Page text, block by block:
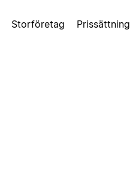
Storföretag Prissättning